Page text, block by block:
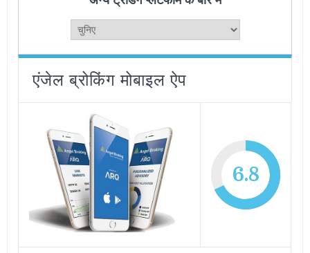
एंजेल ब्रोकिंग मोबाइल ऐप
6.8